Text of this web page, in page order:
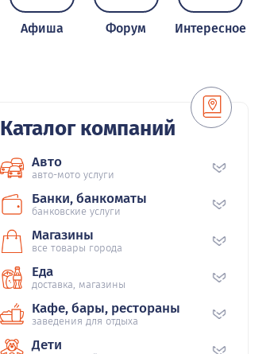
Афиша Форум Интересное
Каталог компаний
Авто
авто-мото услуги
Банки, банкоматы
банковские услуги
Магазины
все товары города
Еда
доставка, магазины
Кафе, бары, рестораны
заведения для отдыха
Дети